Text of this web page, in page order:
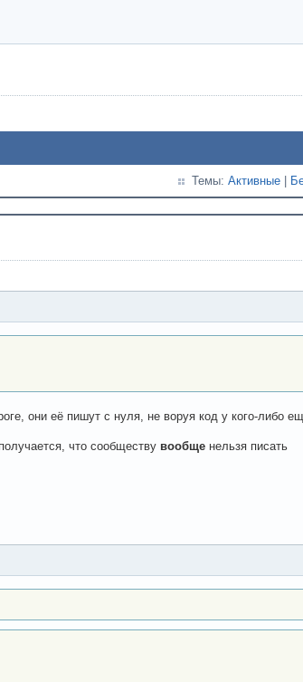
Темы: Активные
они её пишут с нуля, не воруя код у кого-либо
что сообществу вообще нельзя писать